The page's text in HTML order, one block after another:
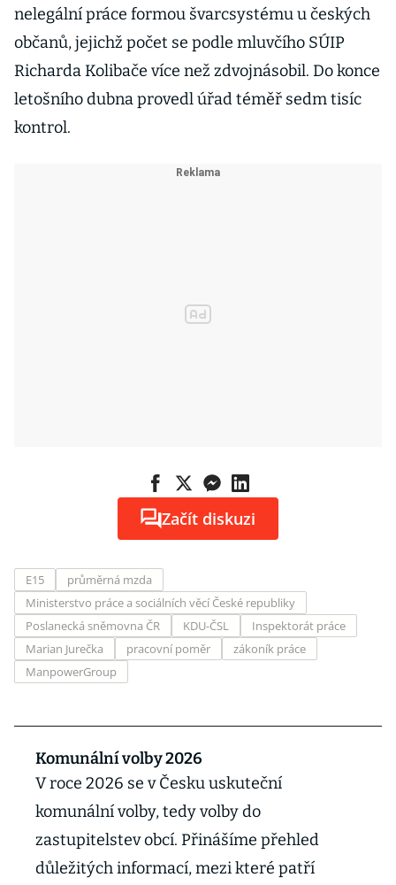
nelegální práce formou švarcsystému u českých
občanů, jejichž počet se podle mluvčího SÚIP
Richarda Kolibače více než zdvojnásobil. Do konce
letošního dubna provedl úřad téměř sedm tisíc
kontrol.
Začít diskuzi
E15
průměrná mzda
Ministerstvo práce a sociálních věcí České republiky
Poslanecká sněmovna ČR
KDU-ČSL
Inspektorát práce
Marian Jurečka
pracovní poměr
zákoník práce
ManpowerGroup
Komunální volby 2026
V roce 2026 se v Česku uskuteční
komunální volby, tedy volby do
zastupitelstev obcí. Přinášíme přehled
důležitých informací, mezi které patří